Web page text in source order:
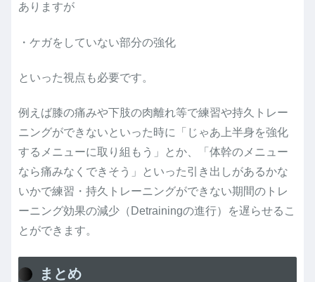
ありますが
・ケガをしていない部分の強化
といった視点も必要です。
例えば膝の痛みや下肢の肉離れ等で練習や持久トレー
ニングができないといった時に「じゃあ上半身を強化
するメニューに取り組もう」とか、「体幹のメニュー
なら痛みなくできそう」といった引き出しがあるかな
いかで練習・持久トレーニングができない期間のトレ
ーニング効果の減少（Detrainingの進行）を遅らせるこ
とができます。
まとめ